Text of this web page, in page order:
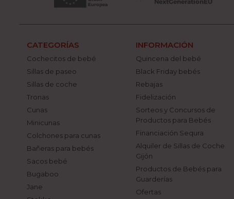
CATEGORÍAS
Cochecitos de bebé
Sillas de paseo
Sillas de coche
Tronas
Cunas
Minicunas
Colchones para cunas
Bañeras para bebés
Sacos bebé
Bugaboo
Jane
INFORMACIÓN
Quincena del bebé
Black Friday bebés
Rebajas
Fidelización
Sorteos y Concursos de
Productos para Bebés
Financiación Sequra
Alquiler de Sillas de Coche
Gijón
Productos de Bebés para
Guarderías
Ofertas